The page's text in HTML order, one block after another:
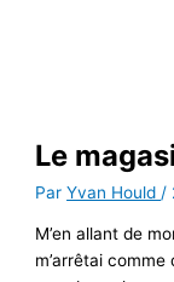
Le
ParYvan Hould /
M’en allant de
m’arrêtai comme